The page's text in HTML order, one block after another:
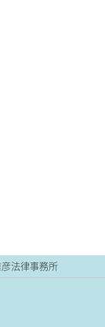
法律事務所